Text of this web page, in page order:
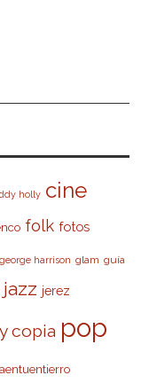
holly cine
folk fotos
george harrison glam guía
jazz jerez
copia pop